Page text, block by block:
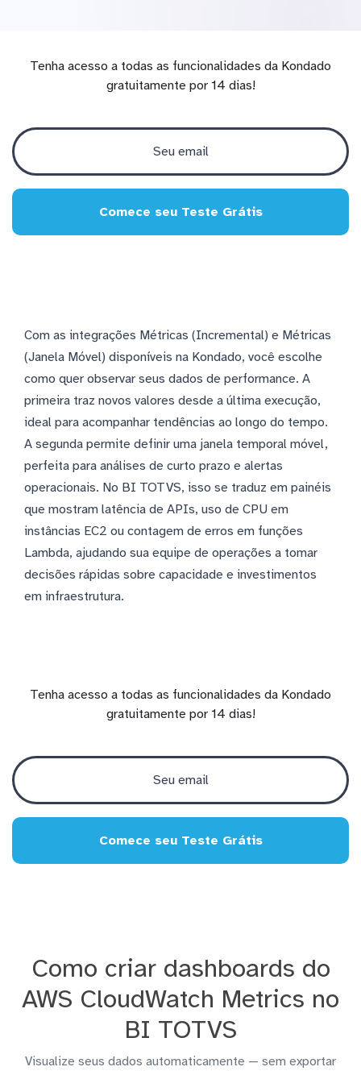
Tenha acesso a todas as funcionalidades da Kondado
gratuitamente por 14 dias!
Comece seu Teste Grátis
Com as integrações Métricas (Incremental) e Métricas
(Janela Móvel) disponíveis na Kondado, você escolhe
como quer observar seus dados de performance. A
primeira traz novos valores desde a última execução,
ideal para acompanhar tendências ao longo do tempo.
A segunda permite definir uma janela temporal móvel,
perfeita para análises de curto prazo e alertas
operacionais. No BI TOTVS, isso se traduz em painéis
que mostram latência de APIs, uso de CPU em
instâncias EC2 ou contagem de erros em funções
Lambda, ajudando sua equipe de operações a tomar
decisões rápidas sobre capacidade e investimentos
em infraestrutura.
Tenha acesso a todas as funcionalidades da Kondado
gratuitamente por 14 dias!
Comece seu Teste Grátis
Como criar dashboards do
AWS CloudWatch Metrics no
BI TOTVS
Visualize seus dados automaticamente — sem exportar